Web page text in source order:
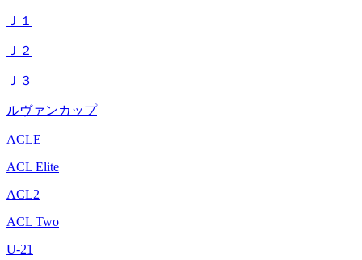
Ｊ１
Ｊ２
Ｊ３
ルヴァンカップ
ACLE
ACL Elite
ACL2
ACL Two
U-21